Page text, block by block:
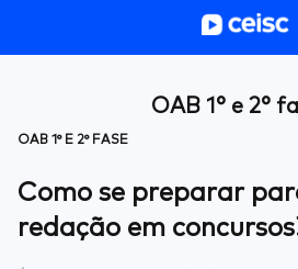
OAB 1° e 2°
OAB 1° E 2° FASE
Como se preparar
redação em